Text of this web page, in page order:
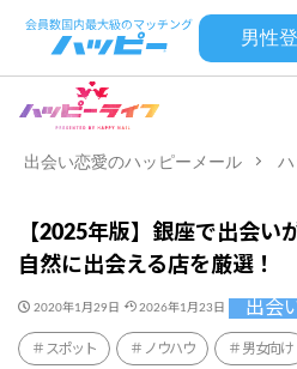
男性
出会い恋愛のハッピーメール
【2025年版】銀座で出会い
自然に出会える店を厳選！
2020年1月29日 2026年1月23日 出会
スポット ノウハウ 男女向け